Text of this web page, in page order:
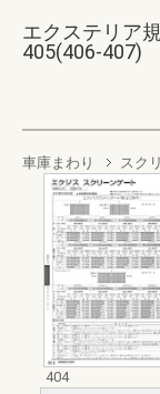
エクステリア
405(406-407)
車庫まわり スク
404